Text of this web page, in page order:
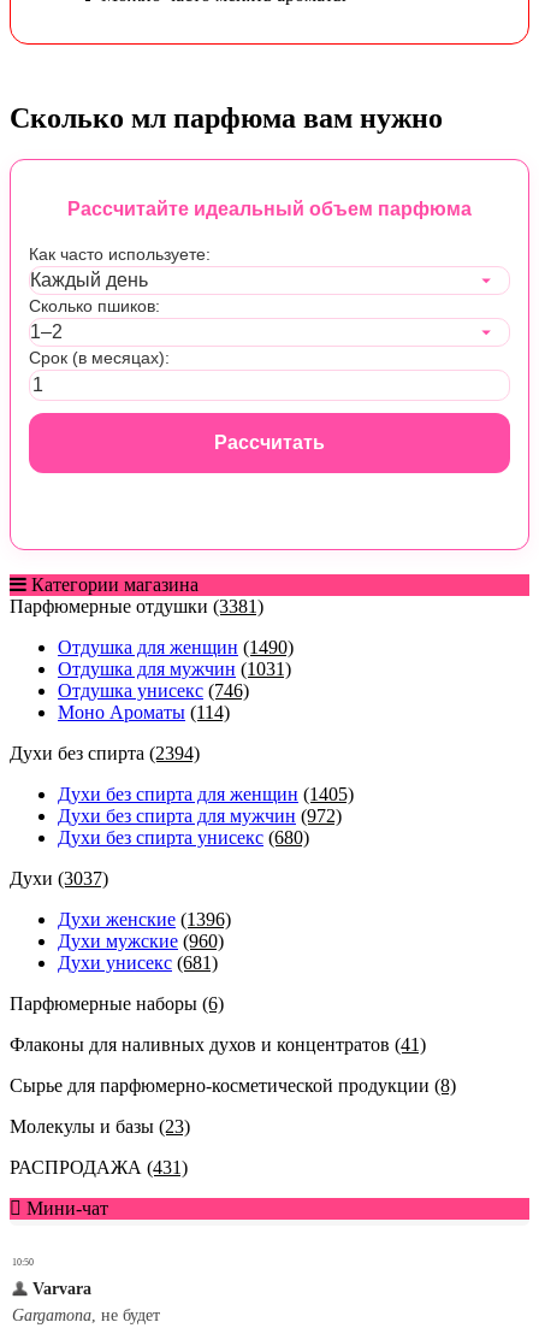
Сколько мл парфюма вам нужно
Рассчитайте идеальный объем парфюма
Как часто используете:
Сколько пшиков:
Срок (в месяцах):
Рассчитать
Категории магазина
Парфюмерные отдушки (3381)
Отдушка для женщин (1490)
Отдушка для мужчин (1031)
Отдушка унисекс (746)
Моно Ароматы (114)
Духи без спирта (2394)
Духи без спирта для женщин (1405)
Духи без спирта для мужчин (972)
Духи без спирта унисекс (680)
Духи (3037)
Духи женские (1396)
Духи мужские (960)
Духи унисекс (681)
Парфюмерные наборы (6)
Флаконы для наливных духов и концентратов (41)
Сырье для парфюмерно-косметической продукции (8)
Молекулы и базы (23)
РАСПРОДАЖА (431)
Мини-чат